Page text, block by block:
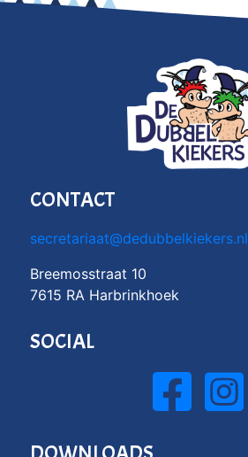
CONTACT
secretariaat@dedubbelkiekers.nl
Breemosstraat 10
7615 RA Harbrinkhoek
SOCIAL